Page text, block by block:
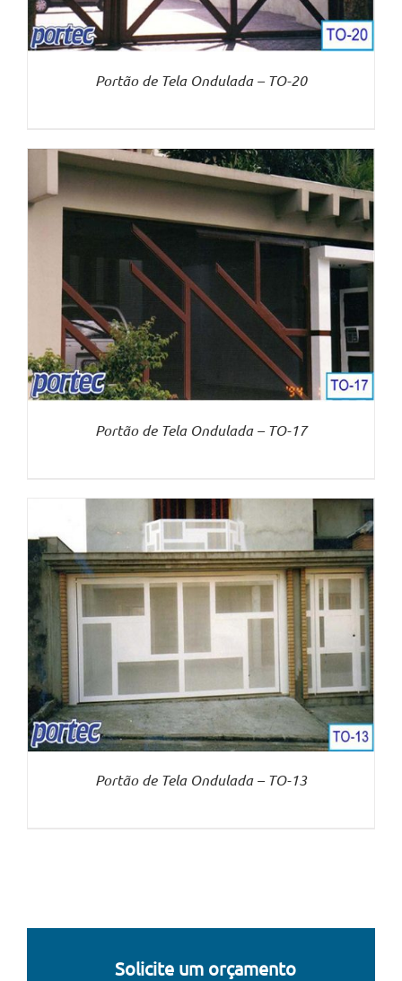
Portão de Tela Ondulada – TO-20
Portão de Tela Ondulada – TO-17
Portão de Tela Ondulada – TO-13
Solicite um orçamento